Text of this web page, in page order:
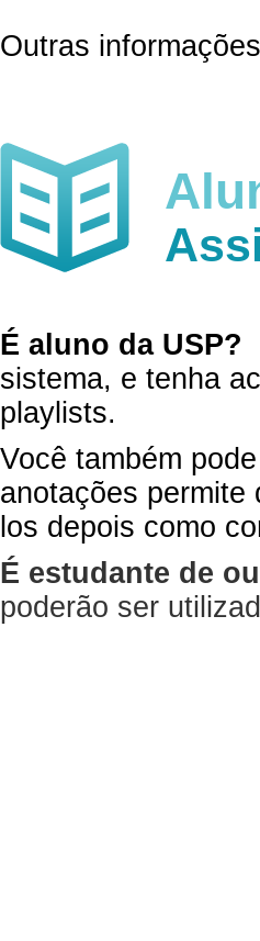
Outras
É aluno da USP?
sistema, e tenha
playlists.
Você também
anotações permite
los depois como
É estudante de
poderão ser